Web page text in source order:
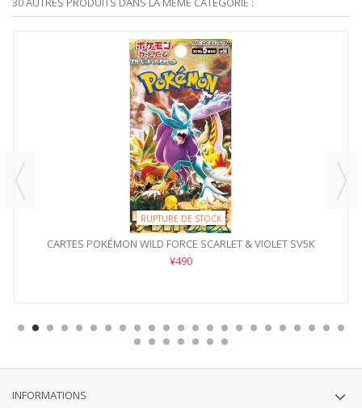
RUPTURE DE STOCK
CARTES POKÉMON WILD FORCE SCARLET & VIOLET SV5K
¥490
INFORMATIONS